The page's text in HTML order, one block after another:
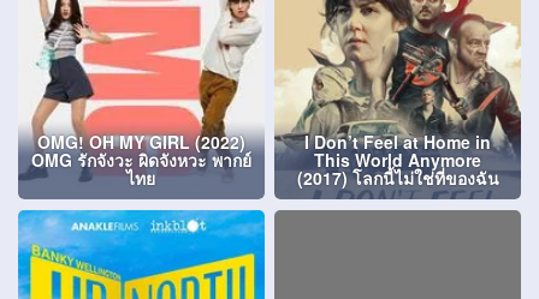
OMG! OH MY GIRL (2022)
OMG รักจังวะ ผิดจังหวะ พากย์
ไทย
I Don’t Feel at Home in
This World Anymore
(2017) โลกนี้ไม่ใช่ที่ของฉัน